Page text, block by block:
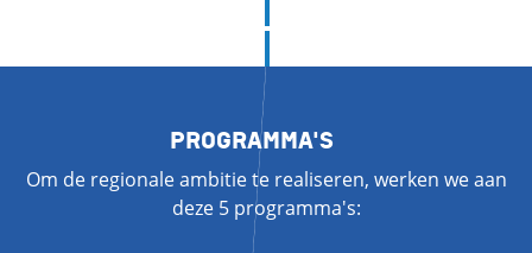
PROGRAMMA'S
Om de regionale ambitie te realiseren, werken we aan
deze 5 programma's: